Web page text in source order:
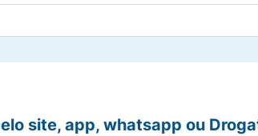
Aplique nos cabelos
site, app, whatsapp ou